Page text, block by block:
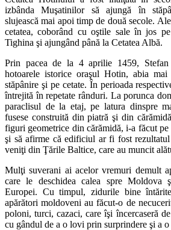
izbânda Muşatinilor să ajungă în
slujească mai apoi timp de două secole.
cetatea, coborând cu oştile sale în jos
Tighina şi ajungând până la Cetatea Albă.
Prin pacea de la 4 aprilie 1459,
hotoarele istorice oraşul Hotin, abia
stăpânire şi pe cetate. În perioada
întrejită în repetate rânduri. La porunca
paraclisul de la etaj, pe latura dinspre
fusese construită din piatră şi din
figuri geometrice din cărămidă, i-a făcut pe
şi să afirme că edificiul ar fi fost
veniţi din Ţările Baltice, care au muncit
Mulţi suverani ai acelor vremuri demult
care le deschidea calea spre
Europei. Cu timpul, zidurile bine
apărători moldoveni au făcut-o de
poloni, turci, cazaci, care îşi încercaseră
cu gândul de a o lovi prin surprindere şi a o